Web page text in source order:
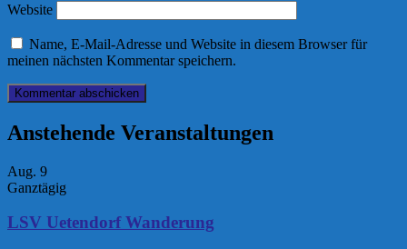
Website
Name, E-Mail-Adresse und Website in diesem Browser für
meinen nächsten Kommentar speichern.
Anstehende Veranstaltungen
Aug. 9
Ganztägig
LSV Uetendorf Wanderung